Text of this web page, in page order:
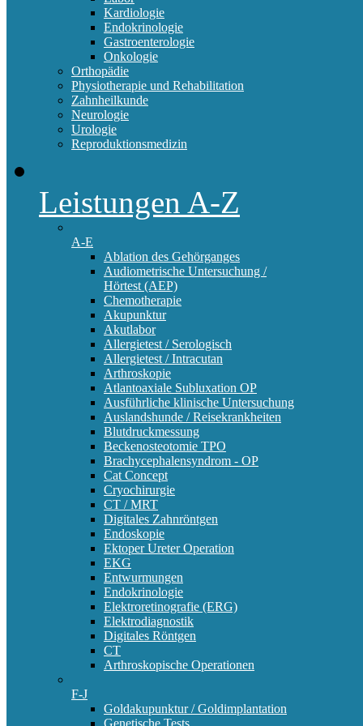
Kardiologie
Endokrinologie
Gastroenterologie
Onkologie
Orthopädie
Physiotherapie und Rehabilitation
Zahnheilkunde
Neurologie
Urologie
Reproduktionsmedizin
Leistungen A-Z
A-E
Ablation des Gehörganges
Audiometrische Untersuchung /
Hörtest (AEP)
Chemotherapie
Akupunktur
Akutlabor
Allergietest / Serologisch
Allergietest / Intracutan
Arthroskopie
Atlantoaxiale Subluxation OP
Ausführliche klinische Untersuchung
Auslandshunde / Reisekrankheiten
Blutdruckmessung
Beckenosteotomie TPO
Brachycephalensyndrom - OP
Cat Concept
Cryochirurgie
CT / MRT
Digitales Zahnröntgen
Endoskopie
Ektoper Ureter Operation
EKG
Entwurmungen
Endokrinologie
Elektroretinografie (ERG)
Elektrodiagnostik
Digitales Röntgen
CT
Arthroskopische Operationen
F-J
Goldakupunktur / Goldimplantation